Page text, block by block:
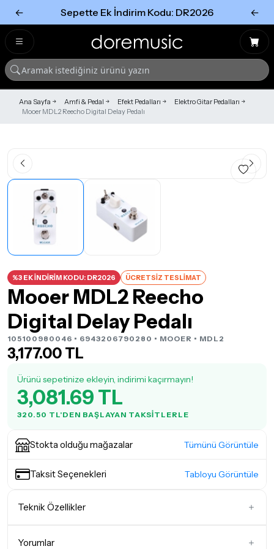
← Sepette Ek İndirim Kodu: DR2026 ←
Ana Sayfa Amfi & Pedal Efekt Pedalları
Elektro Gitar Pedalları
Mooer MDL2 Reecho Digital Delay Pedalı
%3 EK İNDİRİM KODU: DR2026 ÜCRETSİZ TESLİMAT
Mooer MDL2 Reecho
Digital Delay Pedalı
105100980046 • 6943206790280 • MOOER • MDL2
3,177.00 TL
Ürünü sepetinize ekleyin, indirimi kaçırmayın!
3,081.69 TL
320.50 TL'DEN BAŞLAYAN TAKSITLERLE
Stokta olduğu mağazalar Tümünü Görüntüle
Taksit Seçenekleri Tabloyu Görüntüle
Teknik Özellikler
Yorumlar
Tümünü Gör
Tümünü gör